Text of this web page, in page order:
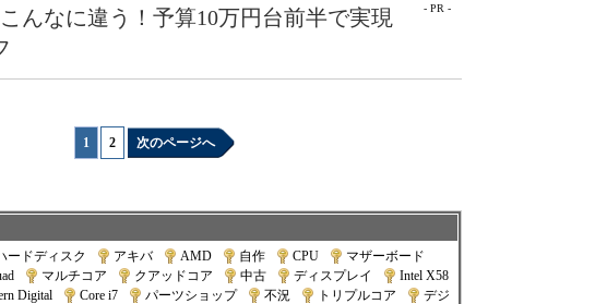
- PR -
こんなに違う！予算10万円台前半で実現
1 2 次のページへ
ードディスク アキバ| AMD 自作 CPU マザーボード
マルチコア クアッドコア 中古 ディスプレイ
Intel X58
Digital Core i7 パーツショップ| 不況 トリプルコア
デジ